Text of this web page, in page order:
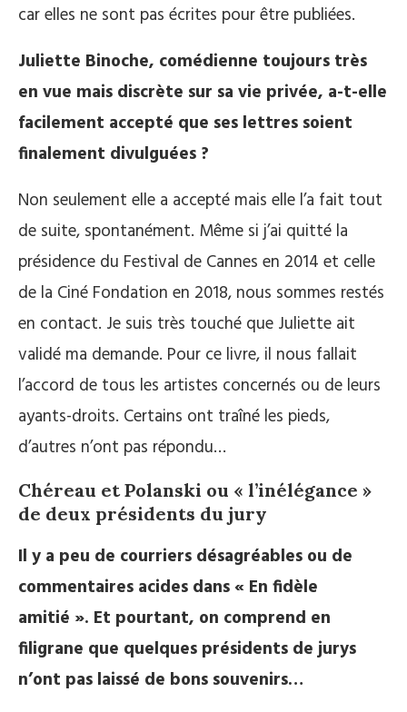
car elles ne sont pas écrites pour être publiées.
Juliette Binoche, comédienne toujours très
en vue mais discrète sur sa vie privée, a-t-elle
facilement accepté que ses lettres soient
finalement divulguées ?
Non seulement elle a accepté mais elle l’a fait tout
de suite, spontanément. Même si j’ai quitté la
présidence du Festival de Cannes en 2014 et celle
de la Ciné Fondation en 2018, nous sommes restés
en contact. Je suis très touché que Juliette ait
validé ma demande. Pour ce livre, il nous fallait
l’accord de tous les artistes concernés ou de leurs
ayants-droits. Certains ont traîné les pieds,
d’autres n’ont pas répondu…
Chéreau et Polanski ou « l’inélégance »
de deux présidents du jury
Il y a peu de courriers désagréables ou de
commentaires acides dans « En fidèle
amitié ». Et pourtant, on comprend en
filigrane que quelques présidents de jurys
n’ont pas laissé de bons souvenirs…